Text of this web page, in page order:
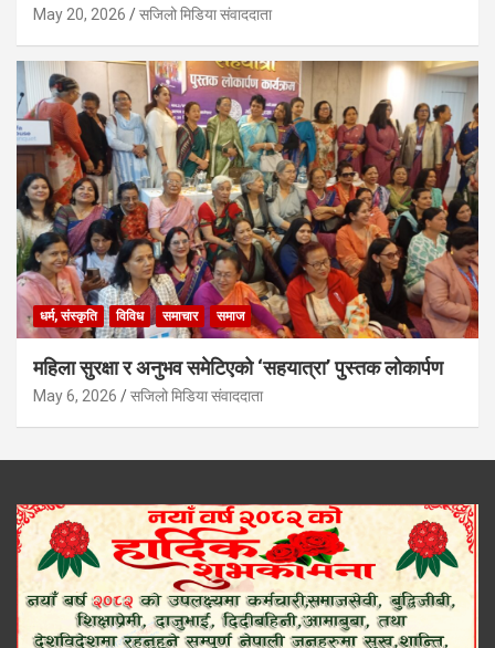
May 20, 2026 सजिलो मिडिया संवाददाता
धर्म, संस्कृति विविध समाचार समाज
महिला सुरक्षा र अनुभव समेटिएको ‘सहयात्रा’ पुस्तक लोकार्पण
May 6, 2026 सजिलो मिडिया संवाददाता